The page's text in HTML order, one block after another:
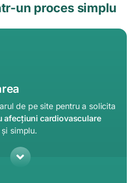
un proces simplu
de pe site pentru a solicita
afecțiuni cardiovasculare
simplu.